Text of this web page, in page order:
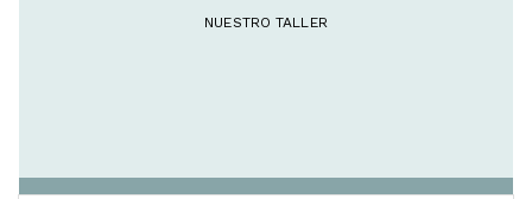
NUESTRO TALLER